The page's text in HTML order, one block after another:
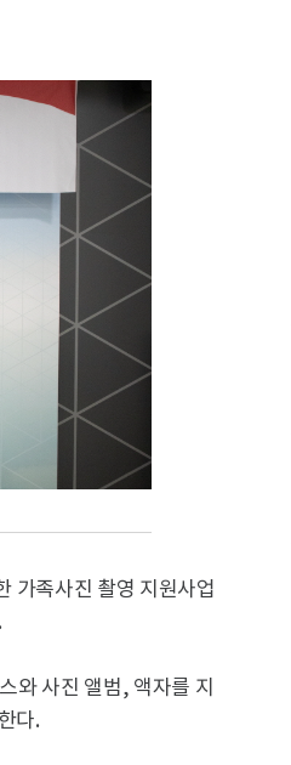
가족사진 촬영 지원사업
와 사진 앨범, 액자를 지
다.